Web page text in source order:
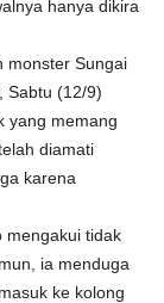
hanya dikira
monster Sungai
Sabtu (12/9)
yang memang
diamati
karena
mengakui tidak
ia menduga
ke kolong